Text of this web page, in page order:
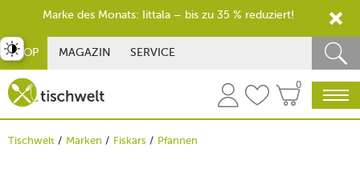
SHOP MAGAZIN SERVICE
0
Tischwelt Marken Fiskars Pfannen
umschalten
Marke des Monats: Iittala – bis zu 35 % reduziert!